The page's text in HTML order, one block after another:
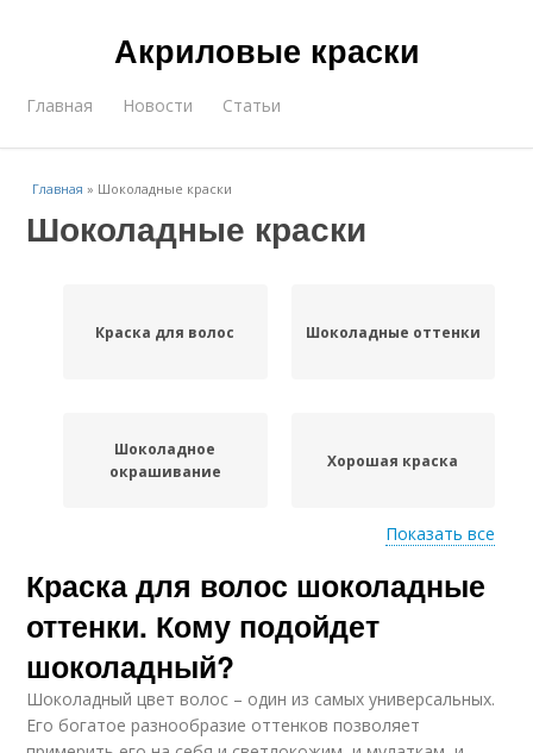
Акриловые краски
Главная Новости Статьи
Главная » Шоколадные краски
Шоколадные краски
Краска для волос Шоколадные оттенки
Шоколадное
окрашивание
Хорошая краска
Краски для волос
Шоколадная
карамель
Профессиональная
краска
Волос в шоколадные
оттенки
Показать все
Краска для волос шоколадные
оттенки. Кому подойдет
шоколадный?
Шоколадный цвет волос – один из самых универсальных.
Его богатое разнообразие оттенков позволяет